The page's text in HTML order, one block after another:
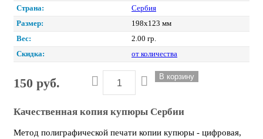
Страна:
Сербия
Размер:
198х123 мм
Вес:
2.00 гр.
Скидка:
от количества
150 руб.
Качественная копия купюры Сербии
Метод полиграфической печати копии купюры - цифровая,